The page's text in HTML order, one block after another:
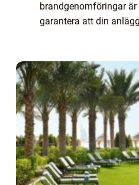
brandgenomföringar
garantera att din
erbjuder många företag